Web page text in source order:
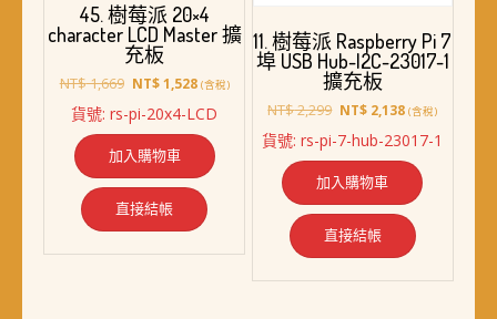
45. 樹莓派 20×4
character LCD Master 擴
充板
NT$1,669 原
價
NT$ 1,669。
NT$1,528目
價
格：
NT$ 1,528。
(含稅)
貨號: rs-pi-20x4-LCD
加入購物車
直接結帳
11. 樹莓派 Raspberry Pi 7
埠 USB Hub-I2C-23017-1
擴充板
NT$2,299 原
價
NT$ 2,299。
NT$ 2,138目
價
格：
NT$ 2,138。
(含稅)
貨號: rs-pi-7-hub-23017-1
加入購物車
直接結帳